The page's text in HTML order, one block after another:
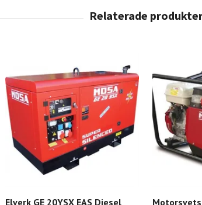
Elverk GE 20YSX EAS Diesel Motorsvets